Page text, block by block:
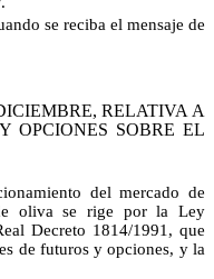
se reciba el mensaje de
RELATIVA A
OPCIONES SOBRE EL
del mercado de
oliva se rige por la Ley
Decreto 1814/1991, que
de futuros y opciones, y la